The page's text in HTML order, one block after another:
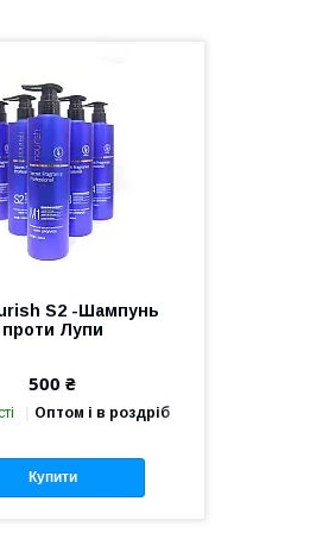
S2 -Шампунь
проти Лупи
500 ₴
Оптом і в роздріб
Купити